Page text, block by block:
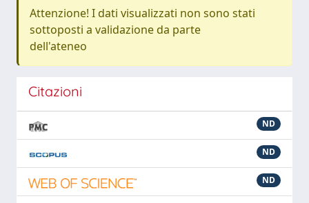
Attenzione! I dati visualizzati non sono stati
sottoposti a validazione da parte
dell'ateneo
Citazioni
ND
ND
ND